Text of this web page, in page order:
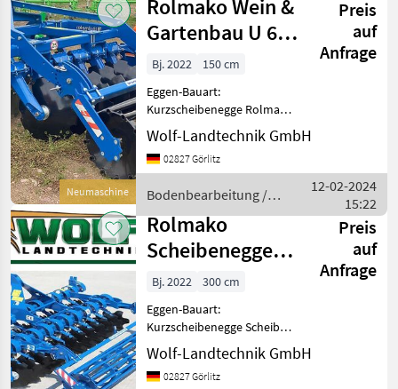
Neumaschine
Rolmako Wein &
Gartenbau U 645
- 1,5 m
Preis
auf
Anfrage
Bj. 2022
150 cm
Eggen-Bauart:
Kurzscheibenegge Rolmako
Scheibenegge für den Wein
- und Gartenbau U 645 - 1, 5
m Arbeitsbreite 1, 50 Meter
Kegelrollenlager,
Wolf-Landtechnik GmbH
02827 Görlitz
Bodenbearbeitung /
Rolmako
12-02-2024
15:22
Rolmako
Scheibenegge
U693 3m
Preis
auf
Anfrage
Bj. 2022
300 cm
Eggen-Bauart:
Kurzscheibenegge Scheibe
gezackt Ø 510 mm, Borstahl
45-48 HRC,
Kegelrollenlagerung ZVL
Wolf-Landtechnik GmbH
02827 Görlitz